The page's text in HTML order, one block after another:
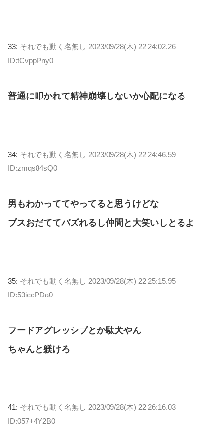
33: それでも動く名無し 2023/09/28(木) 22:24:02.26
ID:tCvppPny0
普通に叩かれて精神崩壊しないか心配になる
34: それでも動く名無し 2023/09/28(木) 22:24:46.59
ID:zmqs84sQ0
男もわかっててやってると思うけどな
ブスおだててバズれるし仲間と大笑いしとるよ
35: それでも動く名無し 2023/09/28(木) 22:25:15.95
ID:53iecPDa0
フードアグレッシブとか駄犬やん
ちゃんと躾けろ
41: それでも動く名無し 2023/09/28(木) 22:26:16.03
ID:057+4Y2B0